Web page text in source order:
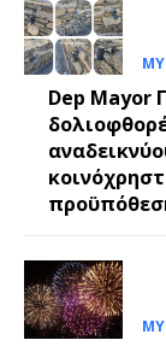
Dep Mayor